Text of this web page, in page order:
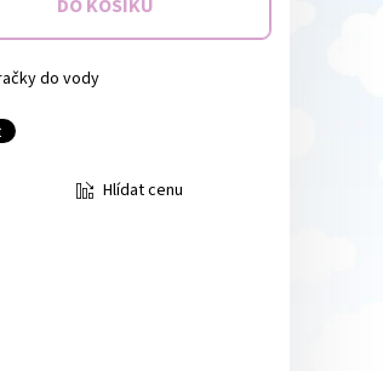
do vody
Hlídat cenu